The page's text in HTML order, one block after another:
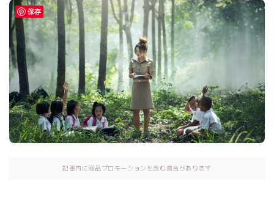
記事内に商品プロモーションを含む場合があります
保存